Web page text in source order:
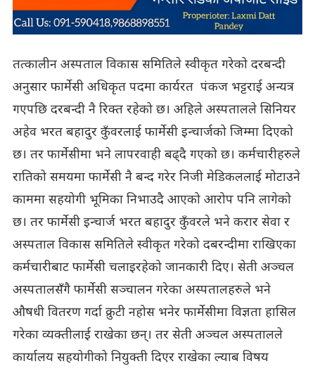
तत्कालीन अस्पताल विकास समितिले स्वीकृत गरेको दरबन्दी
अनुसार फार्मेसी अधिकृत पदमा कार्यरत पंकज भट्टराई अन्यत्र
गएपछि दरबन्दी नै रिक्त रहेको छ। अहिले अस्पतालले सिनियर
अहेव भरत बहादुर कुँवरलाई फार्मेसी इन्चार्जको जिम्मा दिएको
छ। तर फार्मेसीमा भने लापरवाही बढ्दै गएको छ। कर्मचारीहरुले
रातिको समयमा फार्मेसी नै बन्द गरेर निजी मेडिकललाई मोटाउने
काममा सहयोगी भूमिका निभाउदै आएको आरोप पनि लागेको
छ। तर फार्मेसी इन्चार्ज भरत बहादुर कुँवरले भने करार सेवा र
अस्पताल विकास समितिले स्वीकृत गरेको दबरन्दीमा राखिएका
कर्मचारीबाट फार्मेसी चलाइरहेको जानकारी दिए। सेती अञ्चल
अस्पतालसँगै फार्मेसी सञ्चालन गरेका अस्पतालहरुले भने
औषधी वितरण गर्दा क्रुटी नहोस भनेर फार्मेसीमा विज्ञता हासिल
गरेका व्यक्तीलाई राखेका छन्। तर सेती अञ्चल अस्पतालले
कार्यालय सहयोगीको नियुक्ती दिएर राखेका ल्याब विषय